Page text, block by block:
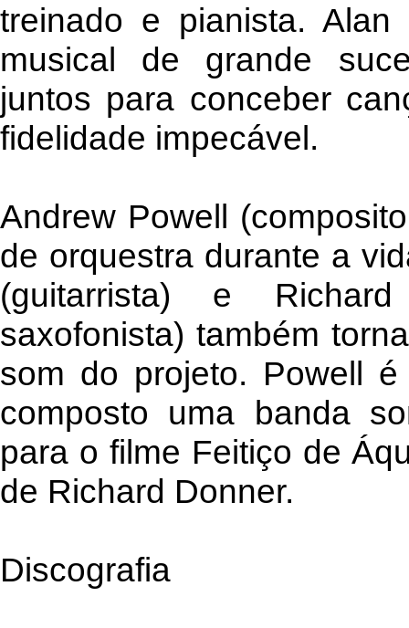
treinado e pianista.
musical de grande
juntos para conceber
fidelidade impecável.
Andrew Powell
de orquestra durante a
(guitarrista) e
saxofonista) também
som do projeto. Powell
composto uma banda
para o filme Feitiço de
de Richard Donner.
Discografia